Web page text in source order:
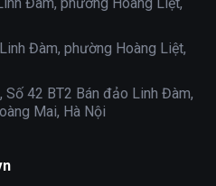
Đàm, phường Hoàng Liệt,
Số 42 BT2 Bán đảo Linh Đàm,
Mai, Hà Nội